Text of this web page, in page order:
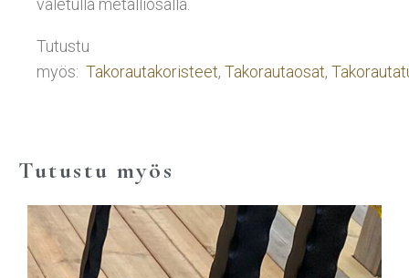
valetulla metalliosalla.
Tutustu
myös: Takorautakoristeet, Takorautaosat,
Tutustu myös